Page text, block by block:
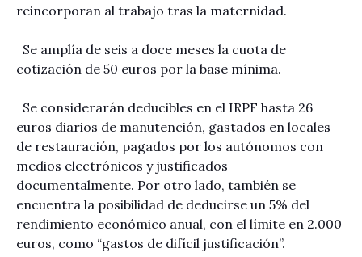
reincorporan al trabajo tras la maternidad.
Se amplía de seis a doce meses la cuota de
cotización de 50 euros por la base mínima.
Se considerarán deducibles en el IRPF hasta 26
euros diarios de manutención, gastados en locales
de restauración, pagados por los autónomos con
medios electrónicos y justificados
documentalmente. Por otro lado, también se
encuentra la posibilidad de deducirse un 5% del
rendimiento económico anual, con el límite en 2.000
euros, como “gastos de difícil justificación”.